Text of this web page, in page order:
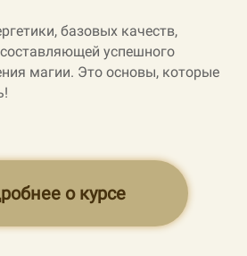
базовых качеств,
успешного
магии. Это основы, которые
о курсе